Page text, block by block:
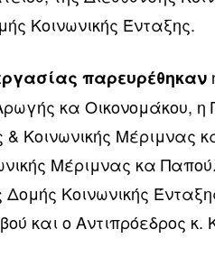
Κοινωνικής Ένταξης.
παρευρέθηκαν
κα Οικονομάκου, η
& Κοινωνικής
Μέριμνας κα
Δομής Κοινωνικής
και ο Αντιπρόεδρος κ.